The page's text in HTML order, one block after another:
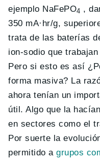
ejemplo NaFePO4 ,
350 mA·hr/g,
trata de las baterías
ion-sodio que trabajan
Pero si esto es así
forma masiva? La
ahora tenían un
útil. Algo que la
en sectores como el
Por suerte la
permitido agrupos